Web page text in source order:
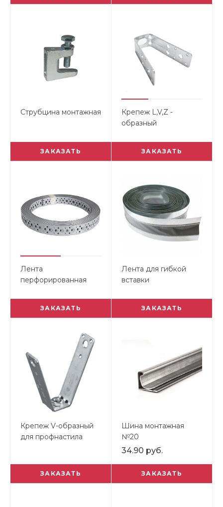
Струбцина монтажная
ЗАКАЗАТЬ
Крепеж L,V,Z -
образный
ЗАКАЗАТЬ
Лента
перфорированная
ЗАКАЗАТЬ
Лента для гибкой
вставки
ЗАКАЗАТЬ
Крепеж V-образный
для профнастила
ЗАКАЗАТЬ
Шина монтажная
№20
34.90 руб.
ЗАКАЗАТЬ